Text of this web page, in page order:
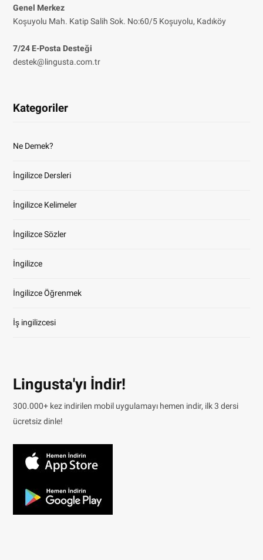
Genel Merkez
Koşuyolu Mah. Katip Salih Sok. No:60/5 Koşuyolu, Kadıköy
7/24 E-Posta Desteği
destek@lingusta.com.tr
Kategoriler
Ne Demek?
İngilizce Dersleri
İngilizce Kelimeler
İngilizce Sözler
İngilizce
İngilizce Öğrenmek
İş ingilizcesi
Lingusta'yı İndir!
300.000+ kez indirilen mobil uygulamayı hemen indir, ilk 3 dersi
ücretsiz dinle!